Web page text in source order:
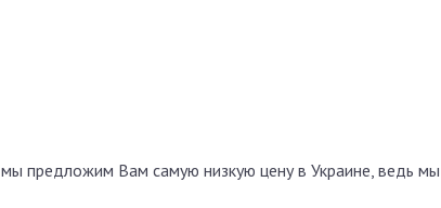
предложим Вам самую низкую цену в Украине, ведь мы